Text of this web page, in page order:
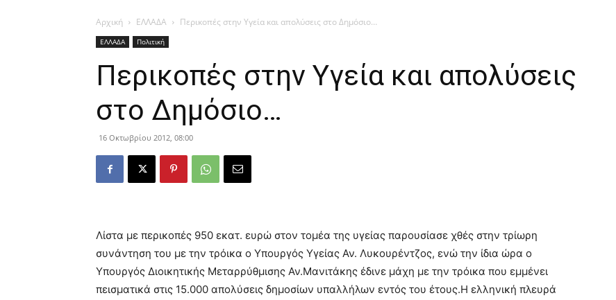
Αρχική ΕΛΛΑΔΑ Περικοπές στην Υγεία και απολύσεις στο Δημόσιο…
ΕΛΛΑΔΑ Πολιτική
Περικοπές στην Υγεία και απολύσεις
στο Δημόσιο…
16 Οκτωβρίου 2012, 08:00
Λίστα με περικοπές 950 εκατ. ευρώ στον τομέα της υγείας παρουσίασε χθές στην τρίωρη
συνάντηση του με την τρόικα ο Υπουργός Υγείας Αν. Λυκουρέντζος, ενώ την ίδια ώρα ο
Υπουργός Διοικητικής Μεταρρύθμισης Αν.Μανιτάκης έδινε μάχη με την τρόικα που εμμένει
πεισματικά στις 15.000 απολύσεις δημοσίων υπαλλήλων εντός του έτους.Η ελληνική πλευρά